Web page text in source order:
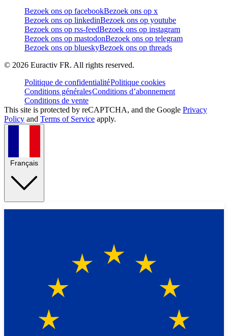
Bezoek ons op facebookBezoek ons op x
Bezoek ons op linkedinBezoek ons op youtube
Bezoek ons op rss-feedBezoek ons op instagram
Bezoek ons op mastodonBezoek ons op telegram
Bezoek ons op blueskyBezoek ons op threads
© 2026 Euractiv FR. All rights reserved.
Politique de confidentialitéPolitique cookies
Conditions généralesConditions d’abonnement
Conditions de vente
This site is protected by reCAPTCHA, and the Google Privacy
Policy and Terms of Service apply.
Français